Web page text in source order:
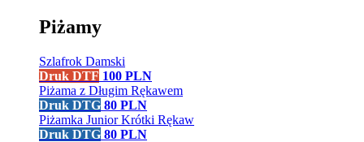
Piżamy
Szlafrok Damski
Druk DTF 100 PLN
Piżama z Długim Rękawem
Druk DTG 80 PLN
Piżamka Junior Krótki Rękaw
Druk DTG 80 PLN